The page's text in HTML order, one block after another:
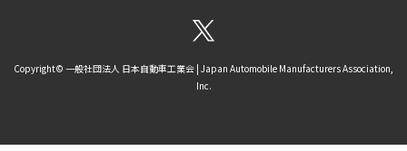
Copyright© 一般社団法人 日本自動車工業会 | Japan Automobile Manufacturers Association,
Inc.